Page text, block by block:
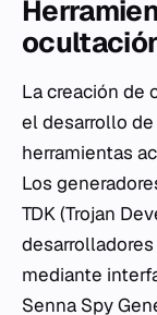
La creación de
el desarrollo
herramientas
Los
TDK (Trojan
mediante
Senna Spy